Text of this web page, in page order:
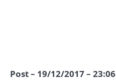
Post – 19/12/2017 – 23:06